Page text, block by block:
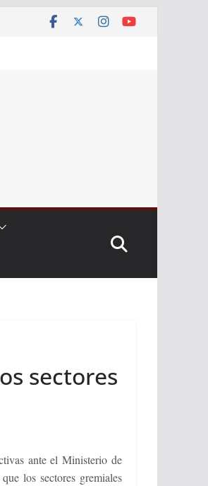
sectores
ante el Ministerio de
los sectores gremiales